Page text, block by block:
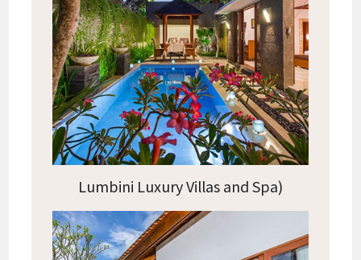
Lumbini Luxury Villas and Spa)